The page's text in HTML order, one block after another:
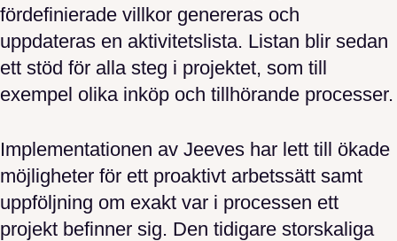
fördefinierade villkor genereras och
uppdateras en aktivitetslista. Listan blir sedan
ett stöd för alla steg i projektet, som till
exempel olika inköp och tillhörande processer.
Implementationen av Jeeves har lett till ökade
möjligheter för ett proaktivt arbetssätt samt
uppföljning om exakt var i processen ett
projekt befinner sig. Den tidigare storskaliga